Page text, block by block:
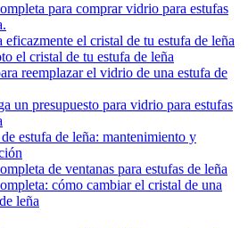
para comprar vidrio para estufas
el cristal de tu estufa de leña
el cristal de tu estufa de leña
reemplazar el vidrio de una estufa de
un presupuesto para vidrio para estufas
estufa de leña: mantenimiento y
de ventanas para estufas de leña
cómo cambiar el cristal de una
leña